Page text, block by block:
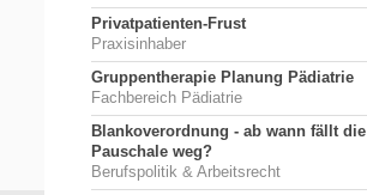
Privatpatienten-Frust
Praxisinhaber
Gruppentherapie Planung Pädiatrie
Fachbereich Pädiatrie
Blankoverordnung - ab wann fällt die
Pauschale weg?
Berufspolitik & Arbeitsrecht